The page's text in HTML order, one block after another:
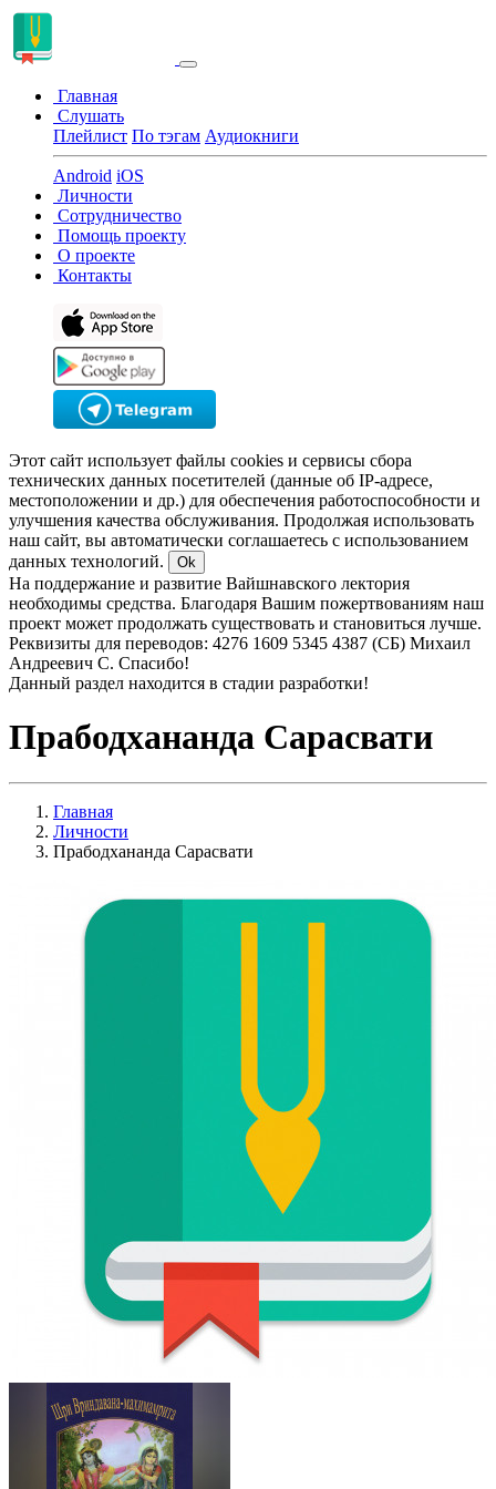
Главная
Слушать
Плейлист По тэгам Аудиокниги
Android iOS
Личности
Сотрудничество
Помощь проекту
О проекте
Контакты
Этот сайт использует файлы cookies и сервисы сбора
технических данных посетителей (данные об IP-адресе,
местоположении и др.) для обеспечения работоспособности и
улучшения качества обслуживания. Продолжая использовать
наш сайт, вы автоматически соглашаетесь с использованием
данных технологий.
Ok
На поддержание и развитие Вайшнавского лектория
необходимы средства. Благодаря Вашим пожертвованиям наш
проект может продолжать существовать и становиться лучше.
Реквизиты для переводов: 4276 1609 5345 4387 (СБ) Михаил
Андреевич С. Спасибо!
Данный раздел находится в стадии разработки!
Прабодхананда Сарасвати
Главная
Личности
Прабодхананда Сарасвати